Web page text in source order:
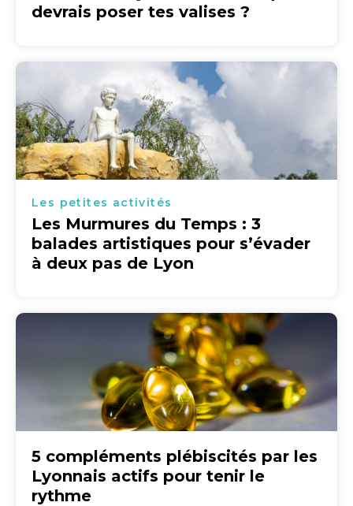
devrais poser tes valises ?
Les petites activités
Les Murmures du Temps : 3
balades artistiques pour s’évader
à deux pas de Lyon
5 compléments plébiscités par les
Lyonnais actifs pour tenir le
rythme